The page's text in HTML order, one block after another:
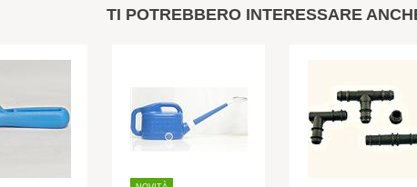
TI POTREBBERO INTERESSARE